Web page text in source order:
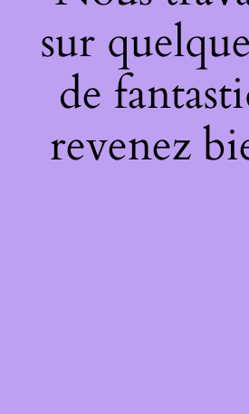
sur
de
revenez